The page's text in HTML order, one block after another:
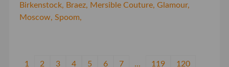
Birkenstock, Braez, Mersible Couture, Glamour,
Moscow, Spoom,
1 2 3 4 5 6 7 ... 119 120